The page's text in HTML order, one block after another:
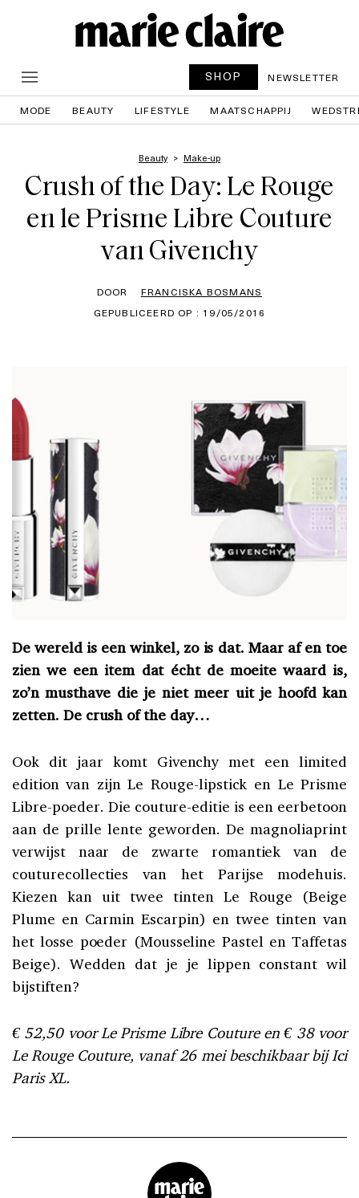
SHOP NEWSLETTER
MODE BEAUTY LIFESTYLE MAATSCHAPPIJ
Beauty Make-up
Crush of the Day: Le Rouge
en le Prisme Libre Couture
van Givenchy
DOOR
FRANCISKA BOSMANS
GEPUBLICEERD OP : 19/05/2016
De wereld is een winkel, zo is dat. Maar af en toe
zien we een item dat écht de moeite waard is,
zo’n musthave die je niet meer uit je hoofd kan
zetten. De crush of the day…
Ook dit jaar komt Givenchy met een limited
edition van zijn Le Rouge-lipstick en Le Prisme
Libre-poeder. Die couture-editie is een eerbetoon
aan de prille lente geworden. De magnoliaprint
verwijst naar de zwarte romantiek van de
couturecollecties van het Parijse modehuis.
Kiezen kan uit twee tinten Le Rouge (Beige
Plume en Carmin Escarpin) en twee tinten van
het losse poeder (Mousseline Pastel en Taffetas
Beige). Wedden dat je je lippen constant wil
bijstiften?
€ 52,50 voor Le Prisme Libre Couture en € 38 voor
Le Rouge Couture, vanaf 26 mei beschikbaar bij Ici
Paris XL.